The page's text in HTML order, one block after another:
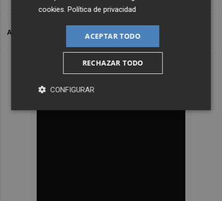
ARCHIVADO EN QUALICER
cookies.Política de privacidad
ACEPTAR TODO
RECHAZAR TODO
CONFIGURAR